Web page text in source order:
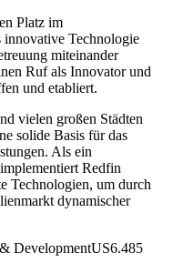
Platz im
Technologie
miteinander
Ruf als Innovator und
und etabliert.
vielen großen Städten
solide Basis für das
Als ein
Redfin
Technologien, um durch
dynamischer
DevelopmentUS6.485